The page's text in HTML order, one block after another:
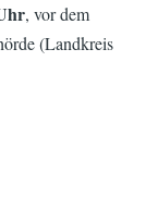
, vor dem
(Landkreis